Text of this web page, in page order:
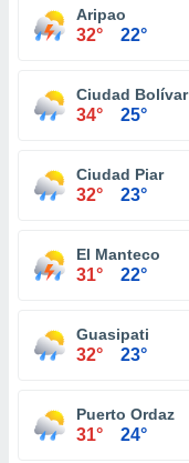
Aripao
32° 22°
Ciudad Bolívar
34° 25°
Ciudad Piar
32° 23°
El Manteco
31° 22°
Guasipati
32° 23°
Puerto Ordaz
31° 24°